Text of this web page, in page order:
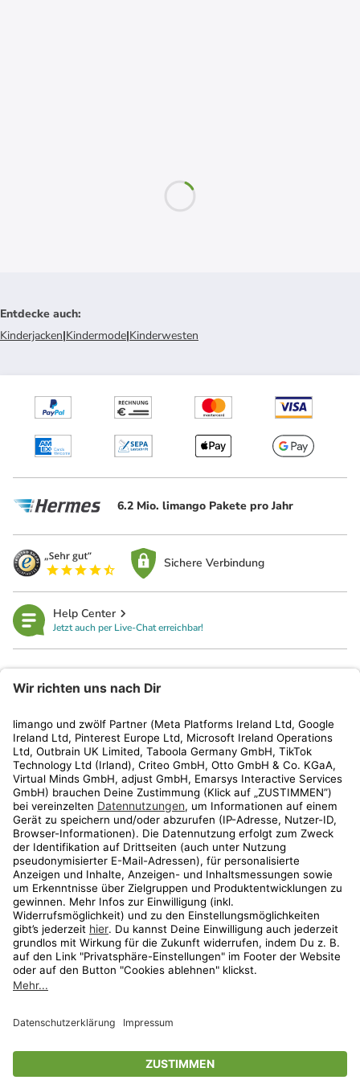
Entdecke auch:
Kinderjacken|Kindermode|Kinderwesten
6.2 Mio. limango Pakete pro Jahr
Sichere Verbindung
Help Center
Jetzt auch per Live-Chat erreichbar!
Kundenservice
Shop
Aktionen
Travel